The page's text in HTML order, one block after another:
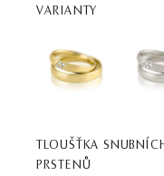
VARIANTY
TLOUŠŤKA
PRSTENŮ